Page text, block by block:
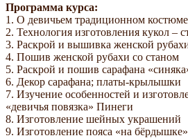
Программа курса:
1. О девичьем традиционном
2. Технология изготовления кукол –
3. Раскрой и вышивка женской
4. Пошив женской рубахи со станом
5. Раскрой и пошив сарафана
6. Декор сарафана; платы-крылышки
7. Изучение особенностей и
«девичья повязка» Пинеги
8. Изготовление шейных украшений
9. Изготовление пояса «на бёрдышке»